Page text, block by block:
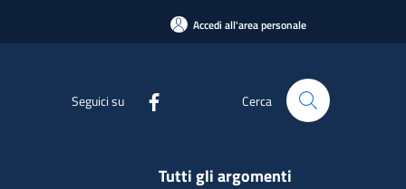
Accedi all'area personale
Seguici su Cerca
Tutti gli argomenti